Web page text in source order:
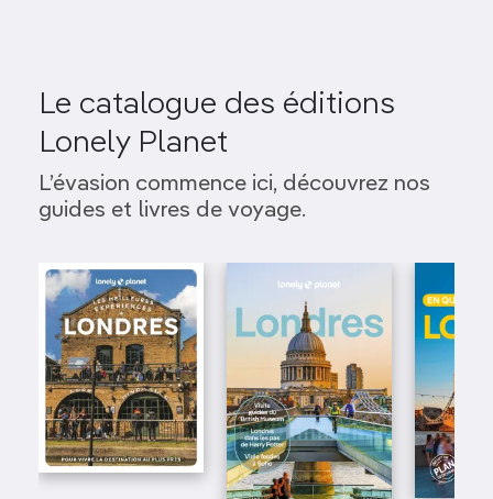
Le catalogue des éditions
Lonely Planet
L’évasion commence ici, découvrez nos
guides et livres de voyage.